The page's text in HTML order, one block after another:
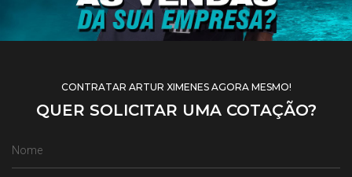
CONTRATAR ARTUR XIMENES AGORA MESMO!
QUER SOLICITAR UMA COTAÇÃO?